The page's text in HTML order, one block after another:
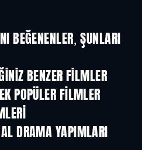
BEĞENENLER, ŞUNLARI
BENZER FILMLER
POPÜLER FILMLER
DRAMA YAPIMLARI